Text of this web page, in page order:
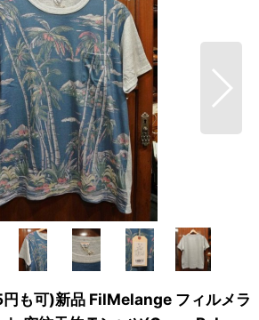
も可)新品 FilMelange フィルメラ